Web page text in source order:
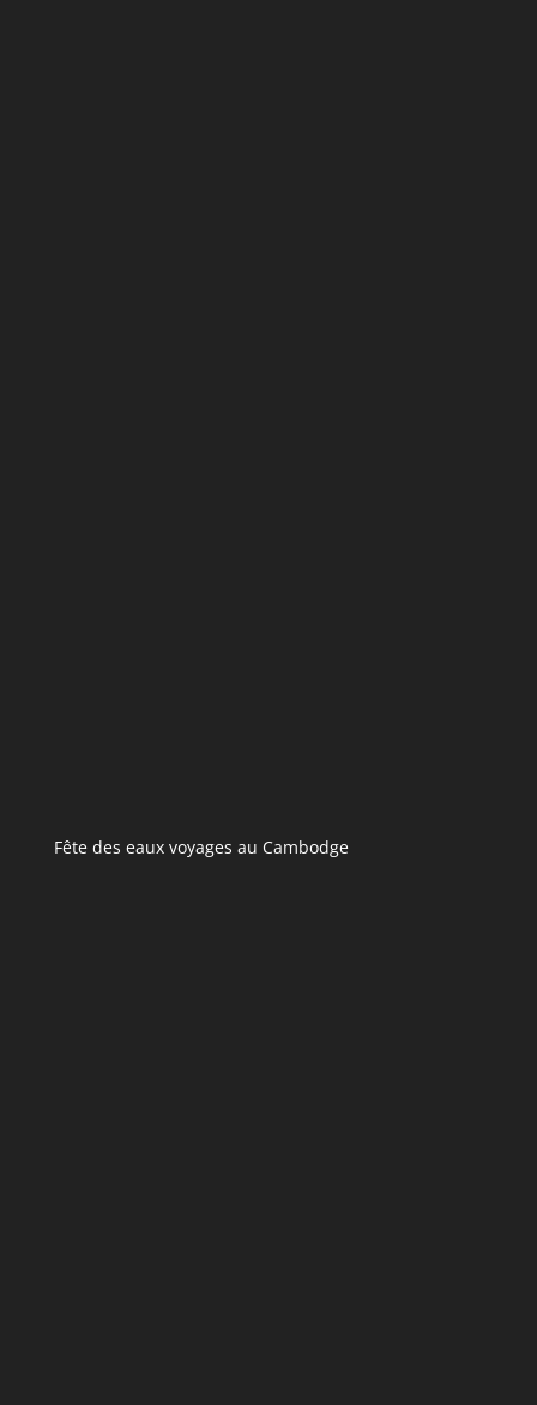
Fête des eaux voyages au Cambodge